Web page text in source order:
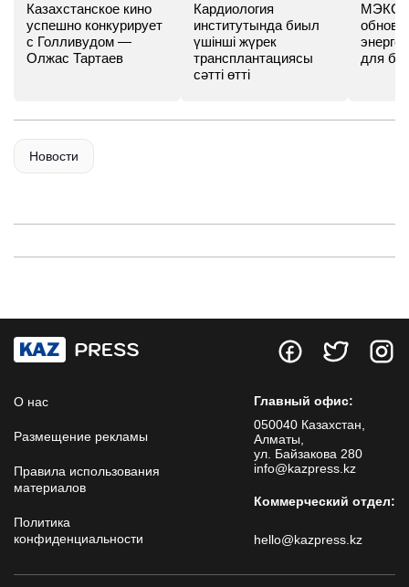
Казахстанское кино
успешно конкурирует
с Голливудом —
Олжас Тартаев
Кардиология
институтында биыл
үшінші жүрек
трансплантациясы
сәтті өтті
МЭКС -
для
Новости
О нас
Размещение рекламы
Правила использования
материалов
Политика
конфиденциальности
Главный офис:
050040 Казахстан,
Алматы,
ул. Байзакова 280
info@kazpress.kz
Коммерческий отдел:
hello@kazpress.kz